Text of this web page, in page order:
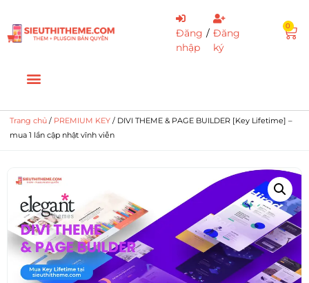
Đăng
nhập
/ Đăng
ký
0
Trang chủ / PREMIUM KEY / DIVI THEME & PAGE BUILDER [Key Lifetime] –
mua 1 lần cập nhật vĩnh viễn